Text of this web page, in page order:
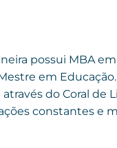
possui MBA
em
através do Coral de
constantes e